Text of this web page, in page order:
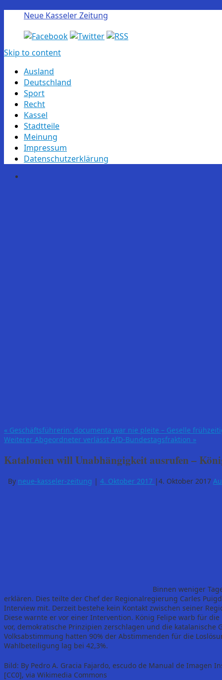
Neue Kasseler Zeitung
Skip to content
Ausland
Deutschland
Sport
Recht
Kassel
Stadtteile
Meinung
Impressum
Datenschutzerklärung
« Geschäftsführerin: documenta war nie pleite – Geselle
Weiterer Abgeordneter verlässt AfD-Bundestagsfraktion »
Katalonien will Unabhängigkeit ausrufen –
By neue-kasseler-zeitung | 4. Oktober 2017 |4. Oktober 2017
Binnen weniger
erklären. Dies teilte der Chef der Regionalregierung Carles
Interview mit. Derzeit bestehe kein Kontakt zwischen seiner
Diese warnte er vor einer Intervention. König Felipe warb für
vor, demokratische Prinzipien zerschlagen und die katalanische
Volksabstimmung hatten 90% der Abstimmenden für die
Wahlbeteiligung lag bei 42,3%.
Bild: By Pedro A. Gracia Fajardo, escudo de Manual de Imagen
[CC0], via Wikimedia Commons